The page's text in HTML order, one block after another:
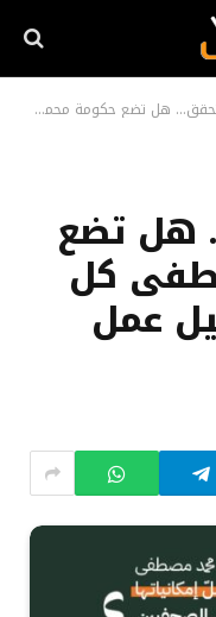
محمد مصطفى كل إمكانياتها لتسهيل عمل الصحفيين؟
هل تضع
كل
عمل